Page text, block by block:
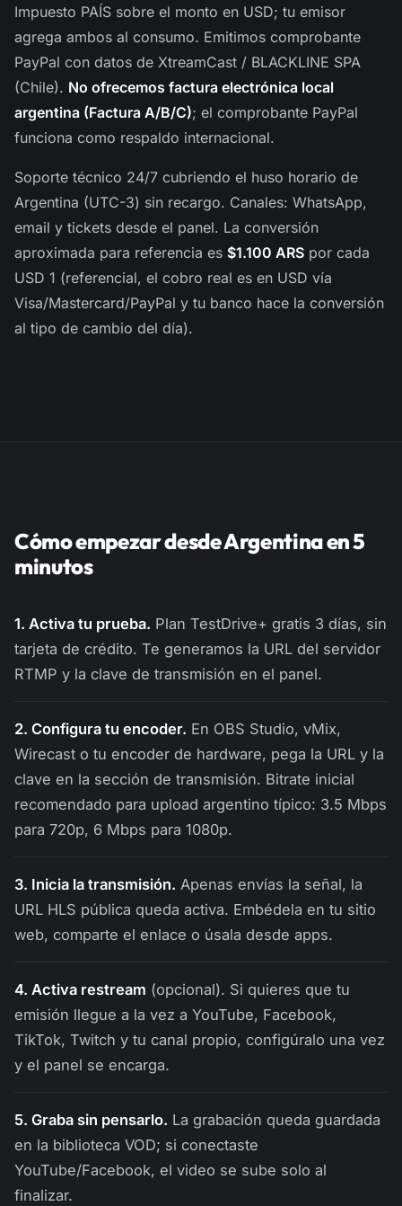
Impuesto PAÍS sobre el monto en USD; tu emisor
agrega ambos al consumo. Emitimos comprobante
PayPal con datos de XtreamCast / BLACKLINE SPA
(Chile). No ofrecemos factura electrónica local
argentina (Factura A/B/C); el comprobante PayPal
funciona como respaldo internacional.
Soporte técnico 24/7 cubriendo el huso horario de
Argentina (UTC-3) sin recargo. Canales: WhatsApp,
email y tickets desde el panel. La conversión
aproximada para referencia es $1.100 ARS por cada
USD 1 (referencial, el cobro real es en USD vía
Visa/Mastercard/PayPal y tu banco hace la conversión
al tipo de cambio del día).
Cómo empezar desde Argentina en 5
minutos
1. Activa tu prueba. Plan TestDrive+ gratis 3 días, sin
tarjeta de crédito. Te generamos la URL del servidor
RTMP y la clave de transmisión en el panel.
2. Configura tu encoder. En OBS Studio, vMix,
Wirecast o tu encoder de hardware, pega la URL y la
clave en la sección de transmisión. Bitrate inicial
recomendado para upload argentino típico: 3.5 Mbps
para 720p, 6 Mbps para 1080p.
3. Inicia la transmisión. Apenas envías la señal, la
URL HLS pública queda activa. Embédela en tu sitio
web, comparte el enlace o úsala desde apps.
4. Activa restream (opcional). Si quieres que tu
emisión llegue a la vez a YouTube, Facebook,
TikTok, Twitch y tu canal propio, configúralo una vez
y el panel se encarga.
5. Graba sin pensarlo. La grabación queda guardada
en la biblioteca VOD; si conectaste
YouTube/Facebook, el video se sube solo al
finalizar.